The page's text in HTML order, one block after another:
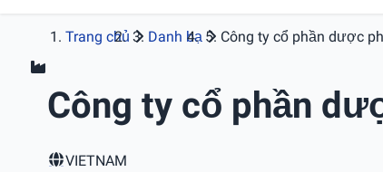
Trang chủ Danh bạ Công ty cổ phần dược
Công ty cổ phần
VIETNAM